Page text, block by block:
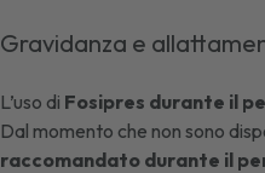
Gravidanza e
L’uso di Fosipres durante il
Dal momento che non sono
raccomandato durante il